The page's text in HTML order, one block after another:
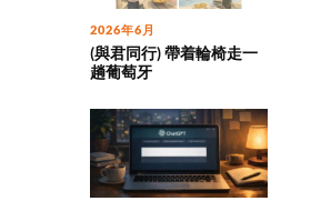
2026年6月
(與君同行) 帶着輪椅走一
趟葡萄牙